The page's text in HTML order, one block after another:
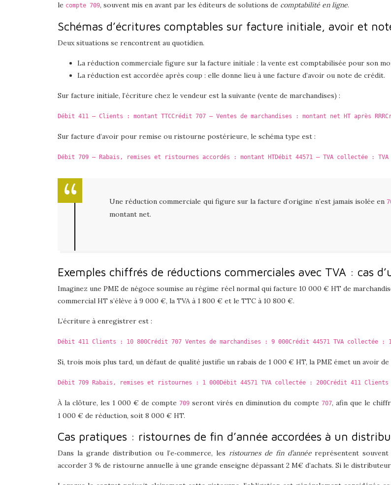
le compte 709, souvent mis en avant par les éditeurs de solutions de comptabilité en ligne.
Schémas d’écritures comptables sur facture initiale, avoir et
Deux situations se rencontrent au quotidien.
La réduction commerciale figure sur la facture initiale : la vente est comptabilisée pour son
La réduction est accordée après coup : elle donne lieu à une facture d’avoir ou note de crédit.
Sur facture initiale, l’écriture chez le vendeur est la suivante (vente de marchandises) :
Débit 411 – Clients : montant TTCCrédit 707 – Ventes de marchandises : montant net HT après RRR
Sur facture d’avoir pour remise ou ristourne postérieure, le schéma type est :
Débit 709 – Rabais, remises et ristournes accordés : montant HTDébit 44571 – TVA collectée :
Une réduction commerciale qui figure sur la facture d’origine n’est jamais isolée en
montant net.
Exemples chiffrés de réductions commerciales avec TVA : cas
Imaginez une PME de négoce soumise au régime réel normal qui facture 10 000 € HT de
commercial HT s’élève à 9 000 €, la TVA à 1 800 € et le TTC à 10 800 €.
L’écriture à enregistrer est :
Débit 411 Clients : 10 800Crédit 707 Ventes de marchandises : 9 000Crédit 44571 TVA collectée :
Si, trois mois plus tard, un défaut de qualité justifie un rabais de 1 000 € HT, la PME émet un avoir
Débit 709 Rabais, remises et ristournes : 1 000Débit 44571 TVA collectée : 200Crédit 411
À la clôture, les 1 000 € de compte709 seront virés en diminution du compte 707, afin que le
1 000 € de réduction, soit 8 000 € HT.
Cas pratiques : ristournes de fin d’année accordées à un
Dans la grande distribution ou l’e‑commerce, les ristournes de fin d’annéereprésentent souvent
accorder 3 % de ristourne annuelle à une grande enseigne dépassant 2 M€ d’achats. Si le